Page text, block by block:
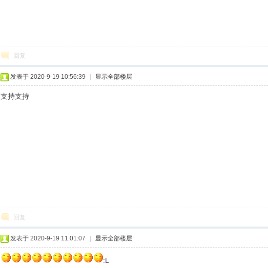
回复
发表于 2020-9-19 10:56:39 显示全部楼层
支持支持
回复
发表于 2020-9-19 11:01:07 显示全部楼层
:L